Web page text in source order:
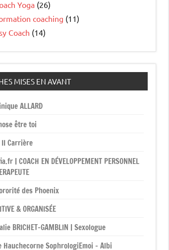
Yoga (26)
coaching (11)
Coach (14)
MISES EN AVANT
ALLARD
être toi
Carrière
| COACH EN DÉVELOPPEMENT PERSONNEL
des Phoenix
& ORGANISÉE
BRICHET-GAMBLIN | Sexologue
Hauchecorne SophrologiEmoi – Albi